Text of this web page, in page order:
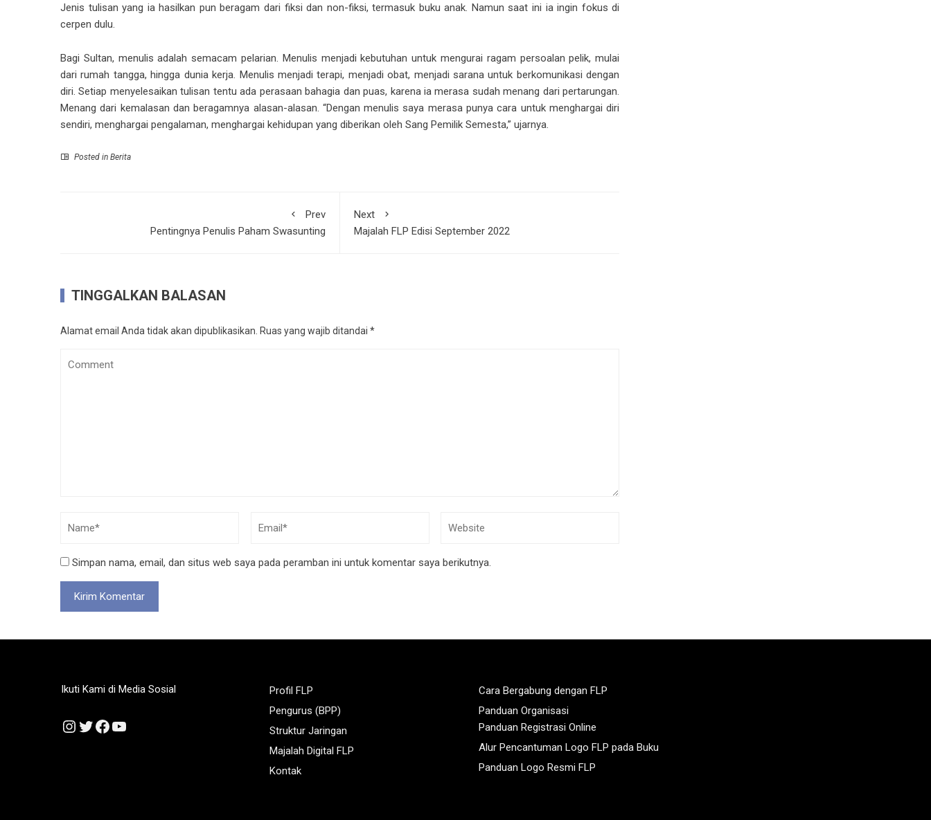
Jenis tulisan yang ia hasilkan pun beragam dari fiksi dan non-fiksi, termasuk buku anak. Namun saat ini ia ingin fokus di
cerpen dulu.
Bagi Sultan, menulis adalah semacam pelarian. Menulis menjadi kebutuhan untuk mengurai ragam persoalan pelik, mulai
dari rumah tangga, hingga dunia kerja. Menulis menjadi terapi, menjadi obat, menjadi sarana untuk berkomunikasi dengan
diri. Setiap menyelesaikan tulisan tentu ada perasaan bahagia dan puas, karena ia merasa sudah menang dari pertarungan.
Menang dari kemalasan dan beragamnya alasan-alasan. “Dengan menulis saya merasa punya cara untuk menghargai diri
sendiri, menghargai pengalaman, menghargai kehidupan yang diberikan oleh Sang Pemilik Semesta,” ujarnya.
Posted in Berita
Prev
Pentingnya Penulis Paham Swasunting
Next
Majalah FLP Edisi September 2022
TINGGALKAN BALASAN
Alamat email Anda tidak akan dipublikasikan. Ruas yang wajib ditandai *
Simpan nama, email, dan situs web saya pada peramban ini untuk komentar saya berikutnya.
Ikuti Kami di Media Sosial
Instagram
Twitter
Facebook
YouTube
Profil FLP
Pengurus (BPP)
Struktur Jaringan
Majalah Digital FLP
Kontak
Cara Bergabung dengan FLP
Panduan Organisasi
Panduan Registrasi Online
Alur Pencantuman Logo FLP pada Buku
Panduan Logo Resmi FLP